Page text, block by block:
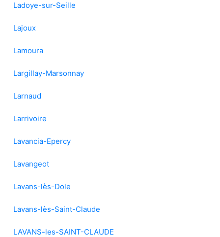
Ladoye-sur-Seille
Lajoux
Lamoura
Largillay-Marsonnay
Larnaud
Larrivoire
Lavancia-Epercy
Lavangeot
Lavans-lès-Dole
Lavans-lès-Saint-Claude
LAVANS-les-SAINT-CLAUDE